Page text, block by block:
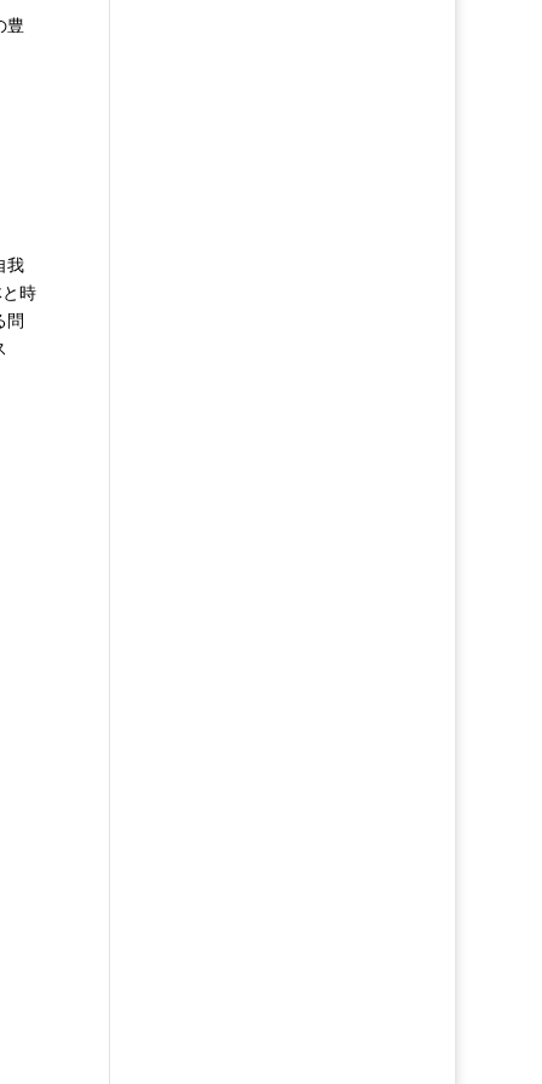
豊
我
時
問